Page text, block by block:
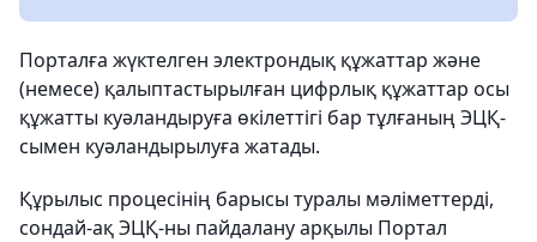
Порталға жүктелген электрондық құжаттар және
(немесе) қалыптастырылған цифрлық құжаттар осы
құжатты куәландыруға өкілеттігі бар тұлғаның ЭЦҚ-
сымен куәландырылуға жатады.
Құрылыс процесінің барысы туралы мәліметтерді,
сондай-ақ ЭЦҚ-ны пайдалану арқылы Портал